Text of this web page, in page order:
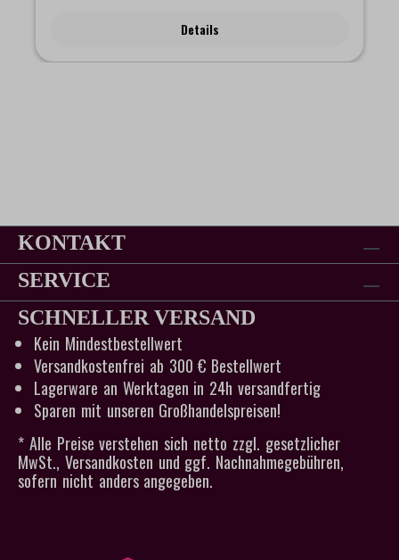
Details
KONTAKT
SERVICE
SCHNELLER VERSAND
Kein Mindestbestellwert
Versandkostenfrei ab 300 € Bestellwert
Lagerware an Werktagen in 24h versandfertig
Sparen mit unseren Großhandelspreisen!
* Alle Preise verstehen sich netto zzgl. gesetzlicher
MwSt., Versandkosten und ggf. Nachnahmegebühren,
sofern nicht anders angegeben.